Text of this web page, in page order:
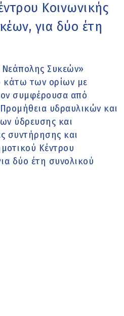
Κοινωνικής
για δύο έτη
Νεάπολης Συκεών»
κάτω των ορίων με
συμφέρουσα από
υδραυλικών και
ύδρευσης και
συντήρησης και
Κέντρου
δύο έτη συνολικού